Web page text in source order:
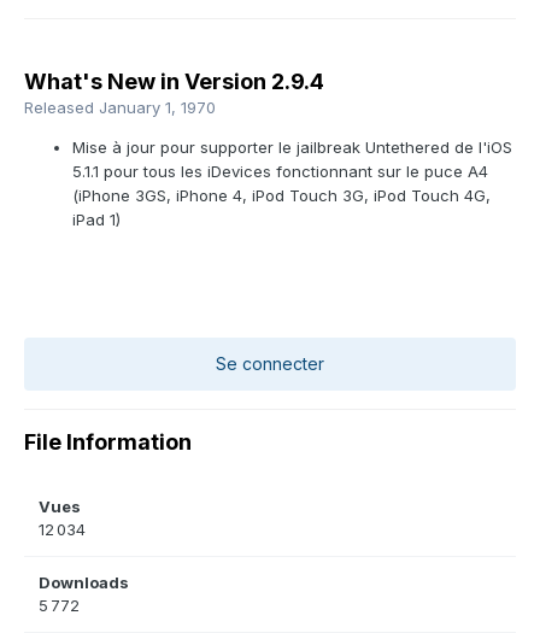
What's New in Version 2.9.4
Released January 1, 1970
Mise à jour pour supporter le jailbreak Untethered de l'iOS
5.1.1 pour tous les iDevices fonctionnant sur le puce A4
(iPhone 3GS, iPhone 4, iPod Touch 3G, iPod Touch 4G,
iPad 1)
Se connecter
File Information
Vues
12 034
Downloads
5 772